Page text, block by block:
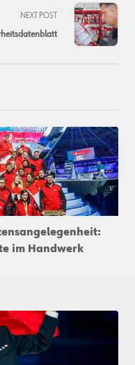
NEXT POST
im Handwerk